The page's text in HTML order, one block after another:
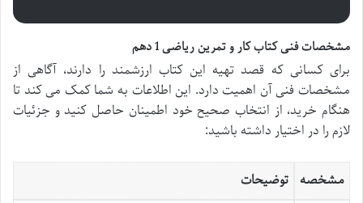
مشخصات فنی کتاب کار و تمرین ریاضی 1 دهم
برای کسانی که قصد تهیه این کتاب ارزشمند را دارند، آگاهی از
مشخصات فنی آن اهمیت دارد. این اطلاعات به شما کمک می کند تا
هنگام خرید، از انتخاب صحیح خود اطمینان حاصل کنید و جزئیات
لازم را در اختیار داشته باشید:
مشخصه توضیحات